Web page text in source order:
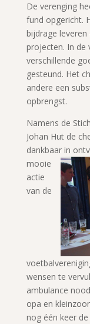
De verenging
fund opgericht.
bijdrage
projecten. In de
verschillende
gesteund. Het
andere een
opbrengst.
Namens de
Johan Hut de
dankbaar in
mooie
actie
van de
wensen te
ambulance
opa en
nog één keer